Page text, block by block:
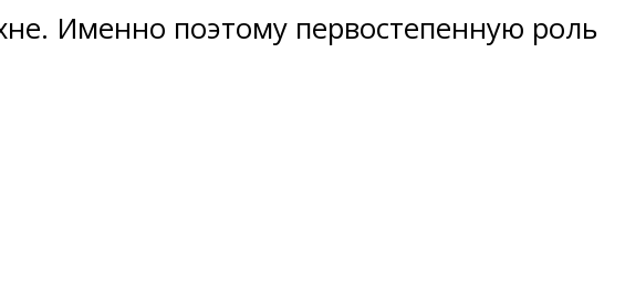
Именно поэтому первостепенную роль